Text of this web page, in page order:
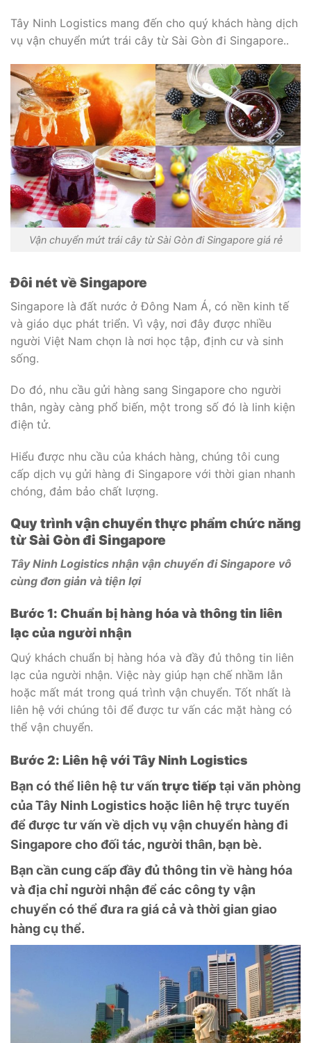
Tây Ninh Logistics mang đến cho quý khách hàng dịch
vụ vận chuyển mứt trái cây từ Sài Gòn đi Singapore..
Vận chuyển mứt trái cây từ Sài Gòn đi Singapore giá rẻ
Đôi nét về Singapore
Singapore là đất nước ở Đông Nam Á, có nền kinh tế
và giáo dục phát triển. Vì vậy, nơi đây được nhiều
người Việt Nam chọn là nơi học tập, định cư và sinh
sống.
Do đó, nhu cầu gửi hàng sang Singapore cho người
thân, ngày càng phổ biến, một trong số đó là linh kiện
điện tử.
Hiểu được nhu cầu của khách hàng, chúng tôi cung
cấp dịch vụ gửi hàng đi Singapore với thời gian nhanh
chóng, đảm bảo chất lượng.
Quy trình vận chuyển thực phẩm chức năng
từ Sài Gòn đi Singapore
Tây Ninh Logistics nhận vận chuyển đi Singapore vô
cùng đơn giản và tiện lợi
Bước 1: Chuẩn bị hàng hóa và thông tin liên
lạc của người nhận
Quý khách chuẩn bị hàng hóa và đầy đủ thông tin liên
lạc của người nhận. Việc này giúp hạn chế nhầm lẫn
hoặc mất mát trong quá trình vận chuyển. Tốt nhất là
liên hệ với chúng tôi để được tư vấn các mặt hàng có
thể vận chuyển.
Bước 2: Liên hệ với Tây Ninh Logistics
Bạn có thể liên hệ tư vấn trực tiếp tại văn phòng
của Tây Ninh Logistics hoặc liên hệ trực tuyến
để được tư vấn về dịch vụ vận chuyển hàng đi
Singapore cho đối tác, người thân, bạn bè.
Bạn cần cung cấp đầy đủ thông tin về hàng hóa
và địa chỉ người nhận để các công ty vận
chuyển có thể đưa ra giá cả và thời gian giao
hàng cụ thể.